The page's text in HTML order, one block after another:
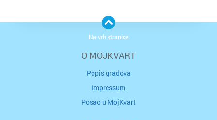
O MOJKVART
Popis gradova
Impressum
Posao u MojKvart
Na vrh stranice